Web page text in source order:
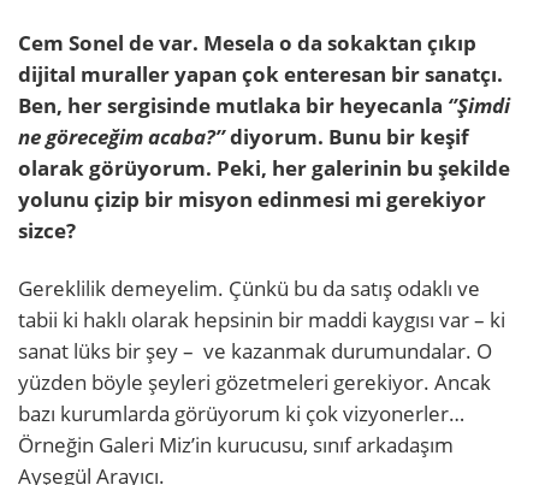
Cem Sonel de var. Mesela o da sokaktan çıkıp
dijital muraller yapan çok enteresan bir sanatçı.
Ben, her sergisinde mutlaka bir heyecanla ‘’Şimdi
ne göreceğim acaba?’’diyorum. Bunu bir keşif
olarak görüyorum. Peki, her galerinin bu şekilde
yolunu çizip bir misyon edinmesi mi gerekiyor
sizce?
Gereklilik demeyelim. Çünkü bu da satış odaklı ve
tabii ki haklı olarak hepsinin bir maddi kaygısı var – ki
sanat lüks bir şey – ve kazanmak durumundalar. O
yüzden böyle şeyleri gözetmeleri gerekiyor. Ancak
bazı kurumlarda görüyorum ki çok vizyonerler…
Örneğin Galeri Miz’in kurucusu, sınıf arkadaşım
Ayşegül Arayıcı.